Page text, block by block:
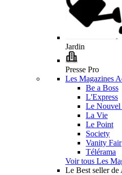
Jardin
Presse Pro
Les Magazines
Be a Boss
L'Express
Le Nouvel
La Vie
Le Point
Society
Vanity Fair
Télérama
Voir tous Les
Le Best seller de